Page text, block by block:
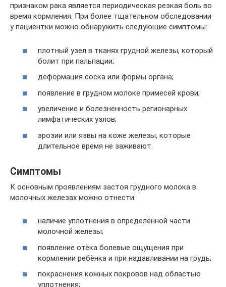
признаком рака является периодическая резкая боль во
время кормления. При более тщательном обследовании
у пациентки можно обнаружить следующие симптомы:
плотный узел в тканях грудной железы, который
болит при пальпации;
деформация соска или формы органа;
появление в грудном молоке примесей крови;
увеличение и болезненность регионарных
лимфатических узлов;
эрозии или язвы на коже железы, которые
длительное время не заживают.
Симптомы
К основным проявлениям застоя грудного молока в
молочных железах можно отнести:
наличие уплотнения в определённой части
молочной железы;
появление отёка болевые ощущения при
кормлении ребёнка и при надавливании на грудь;
покраснения кожных покровов над областью
уплотнения;